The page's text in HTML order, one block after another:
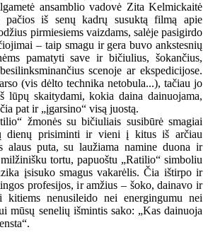
ansamblio vadovė Zita Kelmickaitė
pačios iš senų kadrų susuktą filmą apie
pirmiesiems vaizdams, salėje pasigirdo
– taip smagu ir gera buvo ankstesnių
pamatyti save ir bičiulius, šokančius,
scenoje ar ekspedicijose.
(vis dėlto technika netobula...), tačiau jo
lūpų skaitydami, kokia daina dainuojama,
pat ir „įgarsino“ visą juostą.
žmonės su bičiuliais susibūrė smagiai
dienų prisiminti ir vieni į kitus iš arčiau
alaus puta, su laužiama namine duona ir
tortu, papuoštu „Ratilio“ simboliu
įsisuko smagus vakarėlis. Čia ištirpo ir
profesijos, ir amžius – šoko, dainavo ir
kitiems nenusileido nei energingumu nei
mūsų senelių išmintis sako: „Kas dainuoja